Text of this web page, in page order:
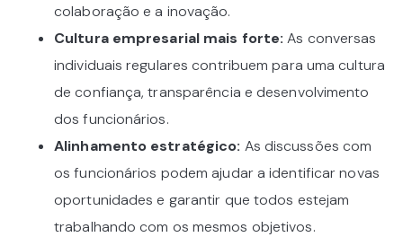
colaboração e a inovação.
Cultura empresarial mais forte: As conversas
individuais regulares contribuem para uma cultura
de confiança, transparência e desenvolvimento
dos funcionários.
Alinhamento estratégico: As discussões com
os funcionários podem ajudar a identificar novas
oportunidades e garantir que todos estejam
trabalhando com os mesmos objetivos.